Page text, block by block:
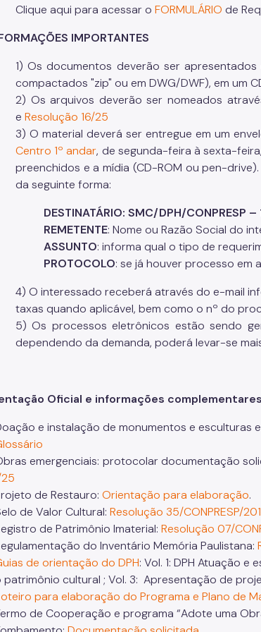
Clique aqui para acessar o FORMULÁRIO de
IMPORTANTES
1) Os documentos deverão ser
compactados "zip" ou em DWG/DWF), em um
2) Os arquivos deverão ser nomeados
e Resolução 16/25
3) O material deverá ser entregue em um
Centro 1º andar, de segunda-feira à sexta-
preenchidos e a mídia (CD-ROM ou pen-
da seguinte forma:
DESTINATÁRIO: SMC/DPH/CONPRESP –
REMETENTE: Nome ou Razão Social do
ASSUNTO: informa qual o tipo de
PROTOCOLO: se já houver processo em
4) O interessado receberá através do e-mail
taxas quando aplicável, bem como o nº do
5) Os processos eletrônicos estão sendo
dependendo da demanda, poderá levar-se
Oficial e informações
e instalação de monumentos e esculturas
emergenciais: protocolar documentação
de Restauro: Orientação para elaboração.
de Valor Cultural: Resolução 35/CONPRESP/
de Patrimônio Imaterial: Resolução 07/
do Inventário Memória Paulistana:
de orientação do DPH: Vol. 1: DPH Atuação
patrimônio cultural ; Vol. 3: Apresentação de
para elaboração do Programa e Plano de
de Cooperação e programa “Adote uma